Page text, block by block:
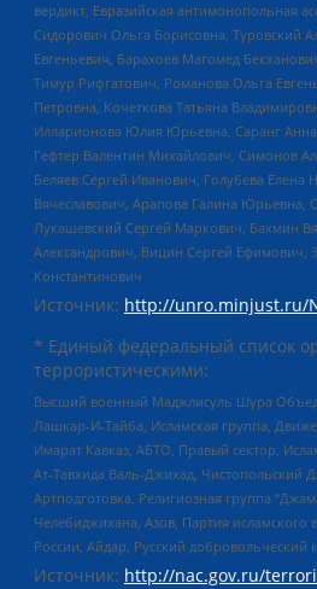
вердикт, Евразийская антимонопольная
Сидорович Ольга Борисовна, Туровский
Евгеньевич, Барахоев Магомед
Тимур Рифгатович, Романова Ольга
Петровна, Кочеткова Татьяна
Илларионова Юлия Юрьевна, Саранг
Гефтер Валентин Михайлович, Симонов
Беляев Сергей Иванович, Голубева
Вячеславович, Арапова Галина
Лукашевский Сергей Маркович, Бахмин
Александрович, Вицин Сергей Ефимович,
Константинович
Источник: http://unro.minjust.ru/
* Единый федеральный список
террористическими:
Высший военный Маджлисуль Шура
Лашкар-И-Тайба, Исламская группа,
Имарат Кавказ, АБТО, Правый сектор,
Ат-Тавхида Валь-Джихад, Чистопольский
Артподготовка, Религиозная группа
Челебиджихана, Азов, Партия
России, Айдар, Русский добровольческий
Источник: http://nac.gov.ru/